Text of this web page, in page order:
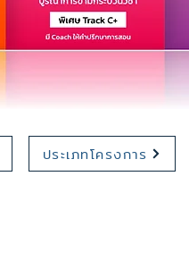
ประเภทโครงการ